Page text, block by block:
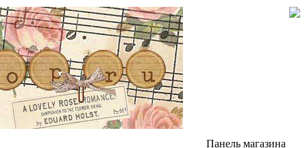
Панель магазина